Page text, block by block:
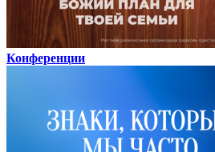
Конференции